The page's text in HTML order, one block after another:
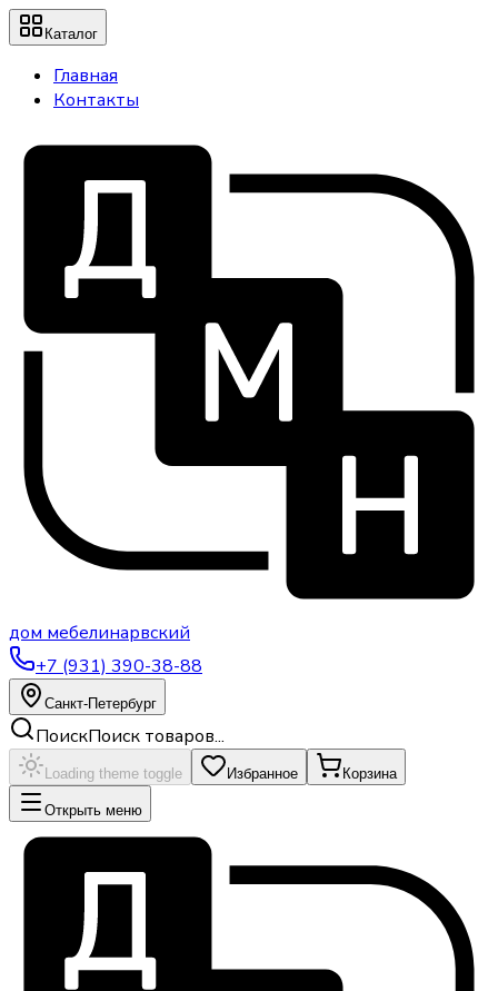
Каталог
Главная
Контакты
дом мебелинарвский
+7 (931) 390-38-88
Санкт-Петербург
ПоискПоиск товаров...
Loading theme toggle Избранное Корзина
Открыть меню